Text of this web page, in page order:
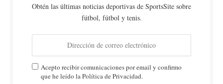
Obtén las últimas noticias deportivas de SportsSite sobre
fútbol, fútbol y tenis.
Acepto recibir comunicaciones por email y confirmo
que he leído la Política de Privacidad.